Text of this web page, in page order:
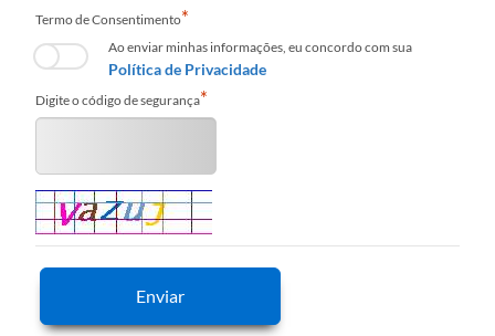
Termo de Consentimento
Ao enviar minhas informações, eu concordo com sua
Política de Privacidade
Digite o código de segurança
Enviar